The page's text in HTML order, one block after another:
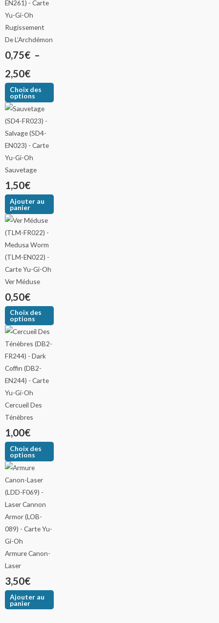
Rugissement
De L’Archdémon
0,75€ –
2,50€
Choix des
options
Sauvetage
1,50€
Ajouter au
panier
Ver Méduse
0,50€
Choix des
options
Cercueil Des
Ténèbres
1,00€
Choix des
options
Armure Canon-
Laser
3,50€
Ajouter au
panier